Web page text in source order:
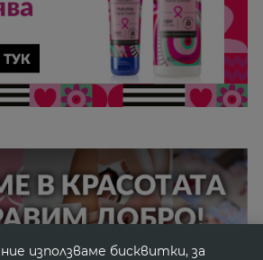
използваме бисквитки, за